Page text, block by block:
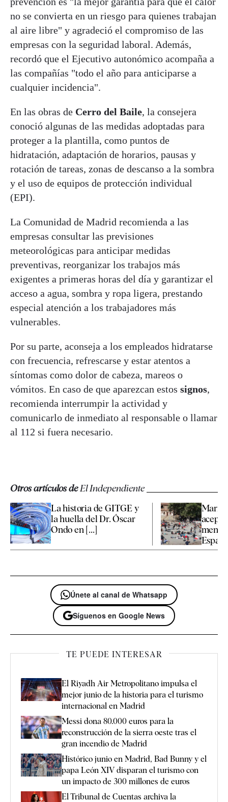
no se convierta en un riesgo para quienes trabajan
al aire libre" y agradeció el compromiso de las
empresas con la seguridad laboral. Además,
recordó que el Ejecutivo autonómico acompaña a
las compañías "todo el año para anticiparse a
cualquier incidencia".
En las obras de Cerro del Baile, la consejera
conoció algunas de las medidas adoptadas para
proteger a la plantilla, como puntos de
hidratación, adaptación de horarios, pausas y
rotación de tareas, zonas de descanso a la sombra
y el uso de equipos de protección individual
(EPI).
La Comunidad de Madrid recomienda a las
empresas consultar las previsiones
meteorológicas para anticipar medidas
preventivas, reorganizar los trabajos más
exigentes a primeras horas del día y garantizar el
acceso a agua, sombra y ropa ligera, prestando
especial atención a los trabajadores más
vulnerables.
Por su parte, aconseja a los empleados hidratarse
con frecuencia, refrescarse y estar atentos a
síntomas como dolor de cabeza, mareos o
vómitos. En caso de que aparezcan estos signos,
recomienda interrumpir la actividad y
comunicarlo de inmediato al responsable o llamar
al 112 si fuera necesario.
Otros artículos deEl Independiente
La historia de GITGE y
la huella del Dr. Óscar
Ondo en [...]
Únete al canal de Whatsapp
Síguenos en Google News
TE PUEDE INTERESAR
El Riyadh Air Metropolitano impulsa el
mejor junio de la historia para el turismo
internacional en Madrid
Messi dona 80.000 euros para la
reconstrucción de la sierra oeste tras el
gran incendio de Madrid
Histórico junio en Madrid, Bad Bunny y el
papa León XIV disparan el turismo con
un impacto de 300 millones de euros
El Tribunal de Cuentas archiva la